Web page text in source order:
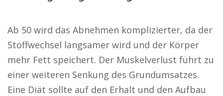
Ab 50 wird das Abnehmen komplizierter, da der
Stoffwechsel langsamer wird und der Körper
mehr Fett speichert. Der Muskelverlust führt zu
einer weiteren Senkung des Grundumsatzes.
Eine Diät sollte auf den Erhalt und den Aufbau